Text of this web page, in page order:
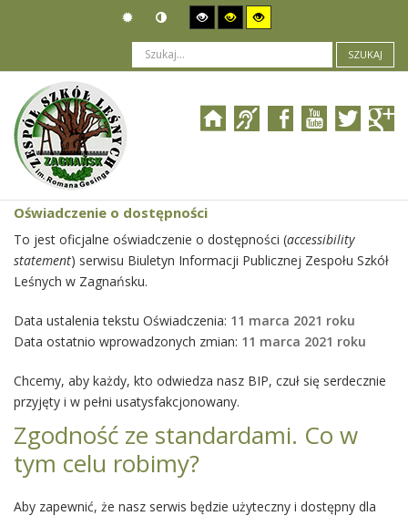
SZUKAJ
Jesteś tutaj: Oświadczenie o dostępności
Oświadczenie o dostępności
To jest oficjalne oświadczenie o dostępności (accessibility
statement) serwisu Biuletyn Informacji Publicznej Zespołu Szkół
Leśnych w Zagnańsku.
Data ustalenia tekstu Oświadczenia: 11 marca 2021 roku
Data ostatnio wprowadzonych zmian: 11 marca 2021 roku
Chcemy, aby każdy, kto odwiedza nasz BIP, czuł się serdecznie
przyjęty i w pełni usatysfakcjonowany.
Zgodność ze standardami. Co w
tym celu robimy?
Aby zapewnić, że nasz serwis będzie użyteczny i dostępny dla